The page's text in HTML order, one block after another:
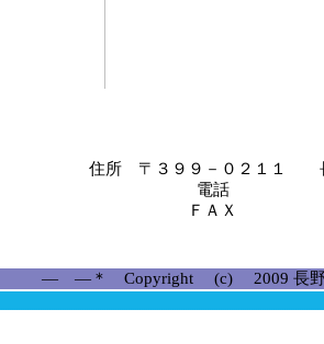
住所 〒３９９－０２１１ 長
電話 ０２
ＦＡＸ ０２
― ―＊ Copyright (c) 2009 長